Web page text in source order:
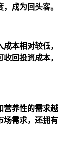
成为回头客。
本相对较低，
回投资成本，
营养性的需求越
场需求，还拥有